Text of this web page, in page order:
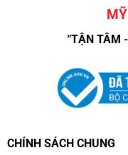
"TẬN TÂM
CHÍNH SÁCH CHUNG